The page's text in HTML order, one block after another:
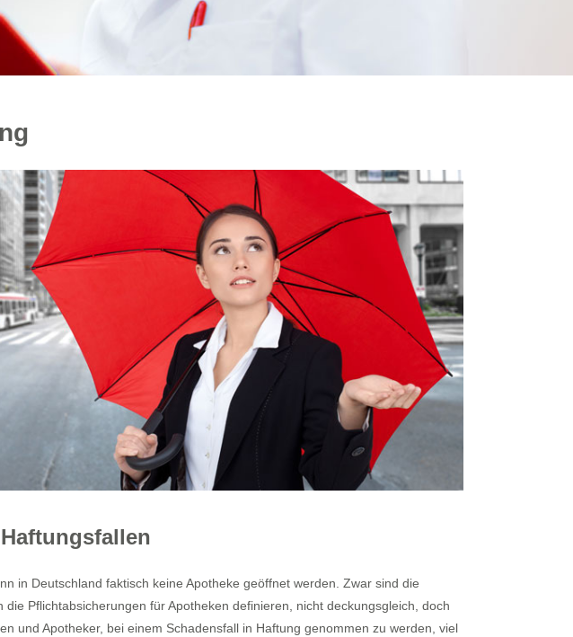
in Deutschland faktisch keine Apotheke geöffnet werden. Zwar sind die
Pflichtabsicherungen für Apotheken definieren, nicht deckungsgleich, doch
und Apotheker, bei einem Schadensfall in Haftung genommen zu werden, viel